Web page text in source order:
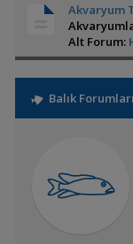
Akvaryum
Alt Forum:
Balık Forumları